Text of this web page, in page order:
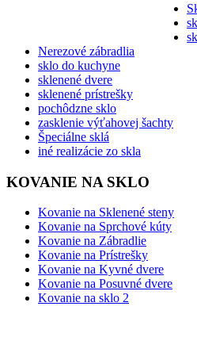
Nerezové zábradlia
sklo do kuchyne
sklenené dvere
sklenené prístrešky
pochôdzne sklo
zasklenie výťahovej šachty
Špeciálne sklá
iné realizácie zo skla
KOVANIE NA SKLO
Kovanie na Sklenené steny
Kovanie na Sprchové kúty
Kovanie na Zábradlie
Kovanie na Prístrešky
Kovanie na Kyvné dvere
Kovanie na Posuvné dvere
Kovanie na sklo 2